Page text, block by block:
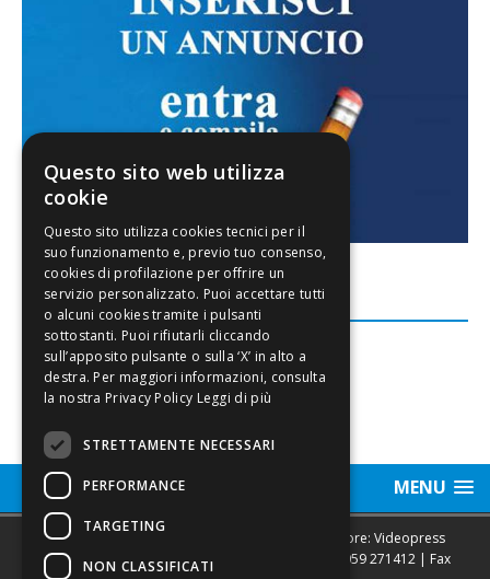
FACEBOOK
MENU
Sede legale, Redazione, pubblicità e annunci Editore: Videopress
Modena S.r.l. via Emilia Est, 402/6 - Modena | Tel.
059 271412 | Fax
Questo sito web utilizza
cookie
Leggi di più
STRETTAMENTE NECESSARI
PERFORMANCE
TARGETING
NON CLASSIFICATI